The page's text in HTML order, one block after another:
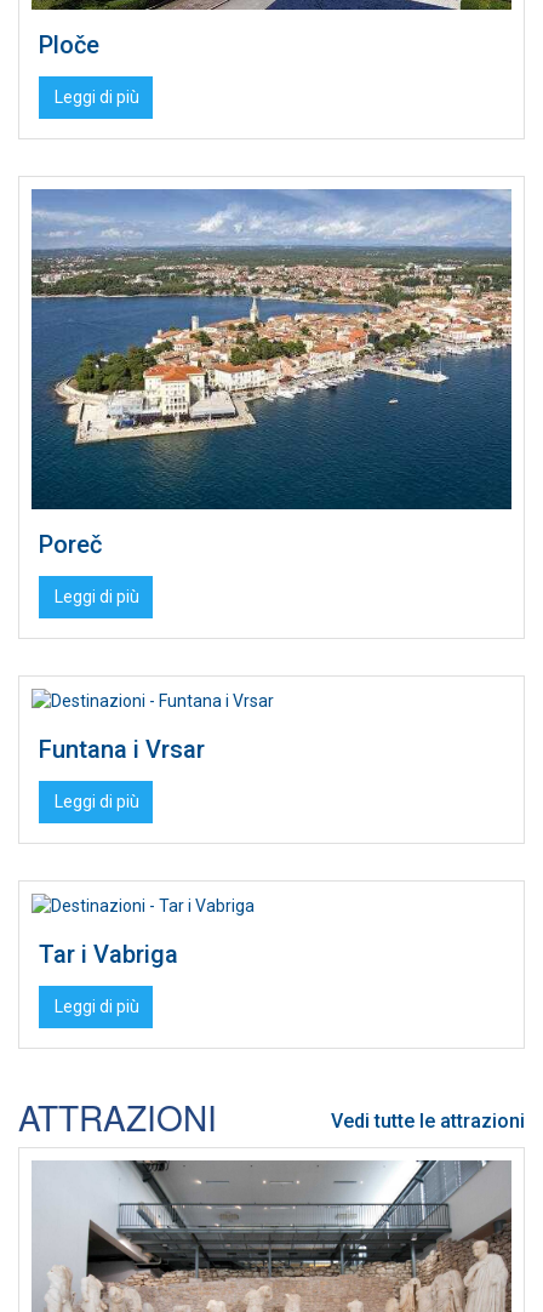
Ploče
Leggi di più
Poreč
Leggi di più
Funtana i Vrsar
Leggi di più
Tar i Vabriga
Leggi di più
ATTRAZIONI Vedi tutte le attrazioni